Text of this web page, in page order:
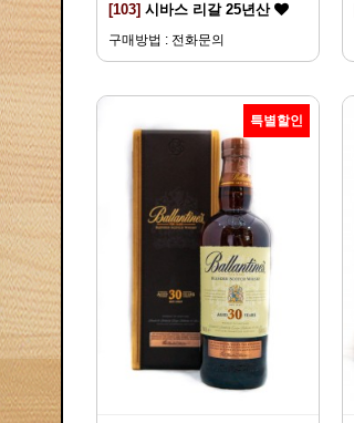
[103] 시바스 리갈 25년산
구매방법 : 전화문의
특별할인